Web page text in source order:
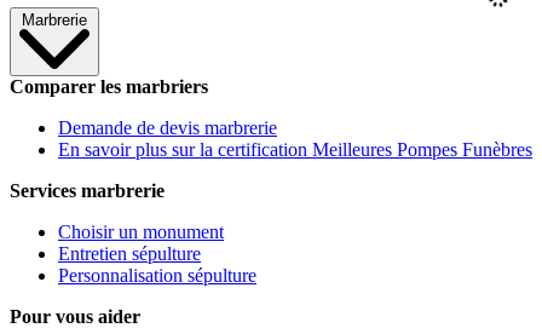
Marbrerie
Comparer les marbriers
Demande de devis marbrerie
En savoir plus sur la certification Meilleures Pompes Funèbres
Services marbrerie
Choisir un monument
Entretien sépulture
Personnalisation sépulture
Pour vous aider